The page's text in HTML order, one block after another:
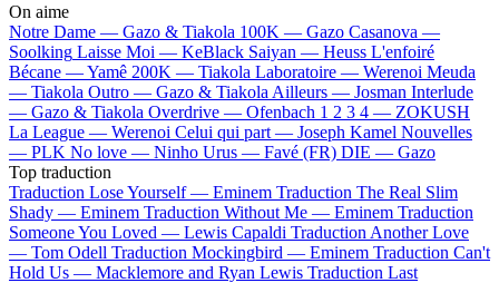
On aime
Notre Dame — Gazo & Tiakola 100K — Gazo Casanova —
Soolking Laisse Moi — KeBlack Saiyan — Heuss L'enfoiré
Bécane —Yamê 200K — Tiakola Laboratoire — Werenoi Meuda
— Tiakola Outro — Gazo & Tiakola Ailleurs — Josman Interlude
— Gazo & Tiakola Overdrive — Ofenbach 1 2 3 4 — ZOKUSH
La League — Werenoi Celui qui part — Joseph Kamel Nouvelles
— PLK No love — Ninho Urus — Favé (FR) DIE — Gazo
Top traduction
Traduction Lose Yourself — Eminem Traduction The Real Slim
Shady — Eminem Traduction Without Me — Eminem Traduction
Someone You Loved — Lewis Capaldi Traduction Another Love
— Tom Odell Traduction Mockingbird — Eminem Traduction Can't
Hold Us — Macklemore and Ryan Lewis Traduction Last